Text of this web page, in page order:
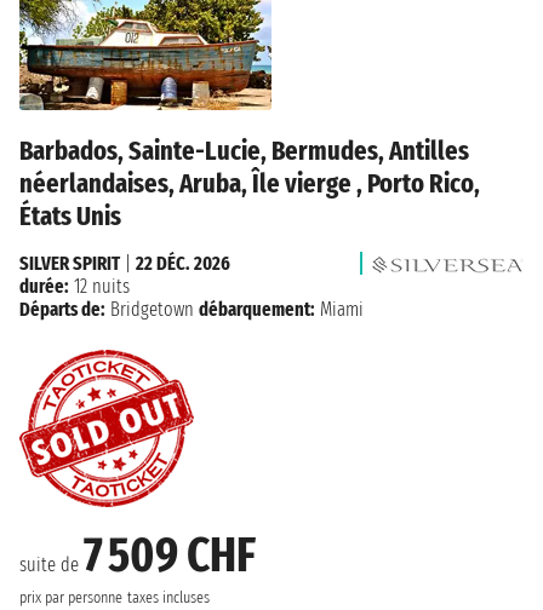
Barbados, Sainte-Lucie, Bermudes, Antilles
néerlandaises, Aruba, Île vierge , Porto Rico,
États Unis
suite de 7 509 CHF
prix par personne taxes incluses
SILVER SPIRIT| 22 DÉC. 2026
durée: 12 nuits
Départs de: Bridgetown débarquement: Miami